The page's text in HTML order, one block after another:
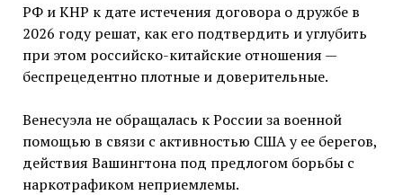
РФ и КНР к дате истечения договора о дружбе в
2026 году решат, как его подтвердить и углубить
при этом российско-китайские отношения —
беспрецедентно плотные и доверительные.
Венесуэла не обращалась к России за военной
помощью в связи с активностью США у ее берегов,
действия Вашингтона под предлогом борьбы с
наркотрафиком неприемлемы.